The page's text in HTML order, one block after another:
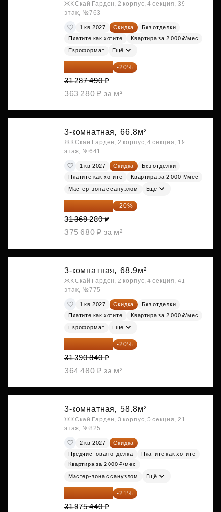
ЖК Скай Гарден, 2 корпус, 4 секция, 39
этаж, №763
1 кв 2027 Скидка
Без отделки
Платите как хотите
Квартира за 2 000 ₽/мес
Евроформат Ещё
25 029 992 ₽ -20%
31 287 490 ₽
363 280 ₽ за м²
3-комнатная, 66.8м²
ЖК Скай Гарден, 2 корпус, 4 секция, 19
этаж, №641
1 кв 2027 Скидка
Без отделки
Платите как хотите
Квартира за 2 000 ₽/мес
Мастер-зона с санузлом Ещё
25 095 424 ₽ -20%
31 369 280 ₽
375 680 ₽ за м²
3-комнатная, 68.9м²
ЖК Скай Гарден, 2 корпус, 4 секция, 41
этаж, №775
1 кв 2027 Скидка
Без отделки
Платите как хотите
Квартира за 2 000 ₽/мес
Евроформат Ещё
25 112 672 ₽ -20%
31 390 840 ₽
364 480 ₽ за м²
3-комнатная, 58.8м²
ЖК Скай Гарден, 3 корпус, 5 секция, 21
этаж, №825
2 кв 2027
Скидка
Предчистовая отделка
Платите как хотите
Квартира за 2 000 ₽/мес
Мастер-зона с санузлом Ещё
25 260 598 ₽ -21%
31 975 440 ₽